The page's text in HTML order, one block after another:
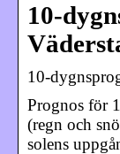
10-
10-
Prognos för
(regn och
solens